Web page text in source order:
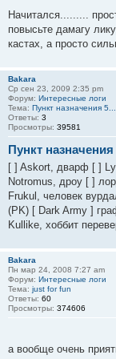
Начитался.........
повысьте дамагу
кастах, а просто
Bakara
Ср сен 23, 2009 2:35 pm
Форум: Интересные логи
Тема: Пункт назначения 5....
Ответы: 3
Просмотры: 39581
Пункт назначения
[ ] Askort, дварф [ ]
Notromus, дроу [ ]
Frukul, человек
(PK) [ Dark Army ]
Kullike, хоббит
Bakara
Пн мар 24, 2008 7:27 am
Форум: Интересные логи
Тема: just for fun
Ответы: 60
Просмотры: 374606
а вообще очень